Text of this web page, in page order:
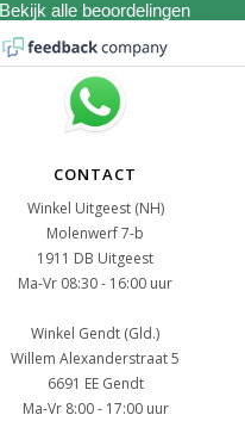
Bekijk alle beoordelingen
CONTACT
Winkel Uitgeest (NH)
Molenwerf 7-b
1911 DB Uitgeest
Ma-Vr 08:30 - 16:00 uur
Winkel Gendt (Gld.)
Willem Alexanderstraat 5
6691 EE Gendt
Ma-Vr 8:00 - 17:00 uur